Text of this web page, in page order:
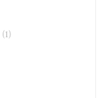
(1)